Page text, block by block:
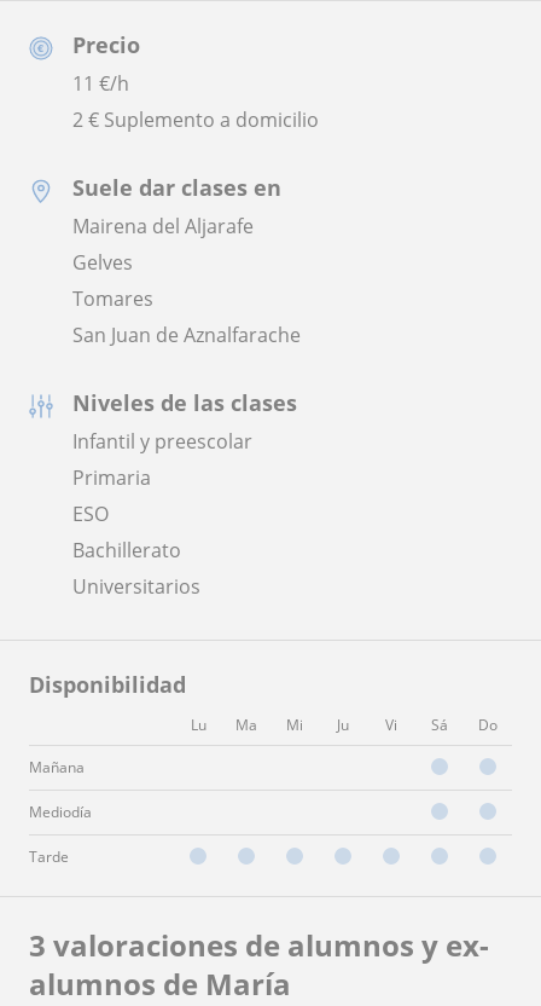
Precio
11 €/h
2 € Suplemento a domicilio
Suele dar clases en
Mairena del Aljarafe
Gelves
Tomares
San Juan de Aznalfarache
Niveles de las clases
Infantil y preescolar
Primaria
ESO
Bachillerato
Universitarios
Disponibilidad
Lu Ma Mi Ju Vi Sá Do
Mañana
Mediodía
Tarde
3 valoraciones de alumnos y ex-
alumnos de María